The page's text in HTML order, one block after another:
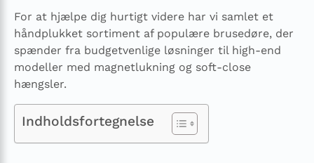
For at hjælpe dig hurtigt videre har vi samlet et
håndplukket sortiment af populære brusedøre, der
spænder fra budgetvenlige løsninger til high-end
modeller med magnetlukning og soft-close
hængsler.
Indholdsfortegnelse